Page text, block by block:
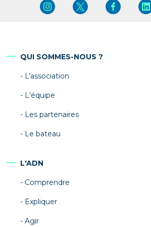
QUI SOMMES-NOUS ?
L’association
L'équipe
Les partenaires
Le bateau
L'ADN
Comprendre
Expliquer
Agir